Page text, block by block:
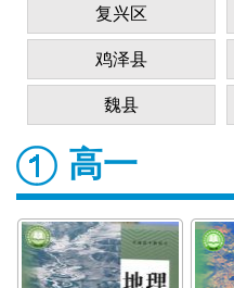
复兴区
鸡泽县
魏县
高一